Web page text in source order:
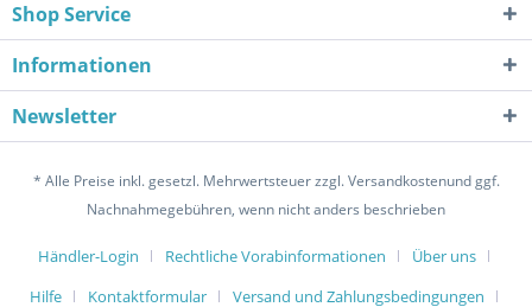
Shop Service
Informationen
Newsletter
* Alle Preise inkl. gesetzl. Mehrwertsteuer zzgl. Versandkostenund ggf.
Nachnahmegebühren, wenn nicht anders beschrieben
Händler-Login Rechtliche Vorabinformationen
Über uns
Hilfe
Kontaktformular Versand und Zahlungsbedingungen